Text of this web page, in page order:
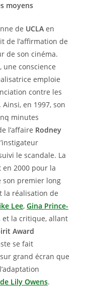
moyens
de UCLA en
de l’affirmation de
de son cinéma.
une conscience
emploie
contre les
. Ainsi, en 1997, son
minutes
l’affaire Rodney
le scandale. La
en 2000 pour la
son premier long
la réalisation de
Lee, Gina Prince-
et la critique, allant
Award
se fait
grand écran que
Lily Owens.